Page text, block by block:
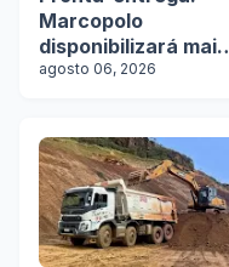
Marcopolo
disponibilizará mais
de 100 ônibus para
agosto 06, 2026